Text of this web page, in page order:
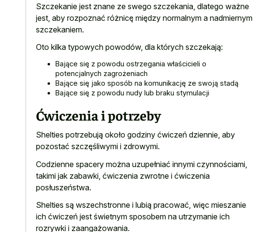
Szczekanie jest znane ze swego szczekania, dlatego ważne
jest, aby rozpoznać różnicę między normalnym a nadmiernym
szczekaniem.
Oto kilka typowych powodów, dla których szczekają:
Bające się z powodu ostrzegania właścicieli o
potencjalnych zagrożeniach
Bające się jako sposób na komunikację ze swoją stadą
Bające się z powodu nudy lub braku stymulacji
Ćwiczenia i potrzeby
Shelties potrzebują około godziny ćwiczeń dziennie, aby
pozostać szczęśliwymi i zdrowymi.
Codzienne spacery można uzupełniać innymi czynnościami,
takimi jak zabawki, ćwiczenia zwrotne i ćwiczenia
posłuszeństwa.
Shelties są wszechstronne i lubią pracować, więc mieszanie
ich ćwiczeń jest świetnym sposobem na utrzymanie ich
rozrywki i zaangażowania.